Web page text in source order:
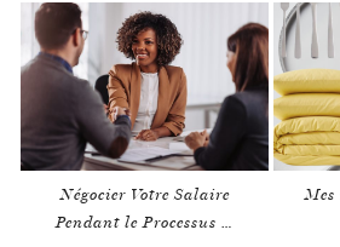
Négocier Votre Salaire
Pendant le Processus …